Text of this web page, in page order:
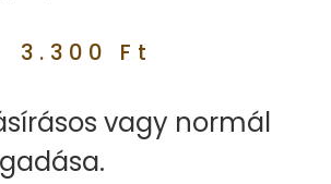
3.300 Ft
vagy normál